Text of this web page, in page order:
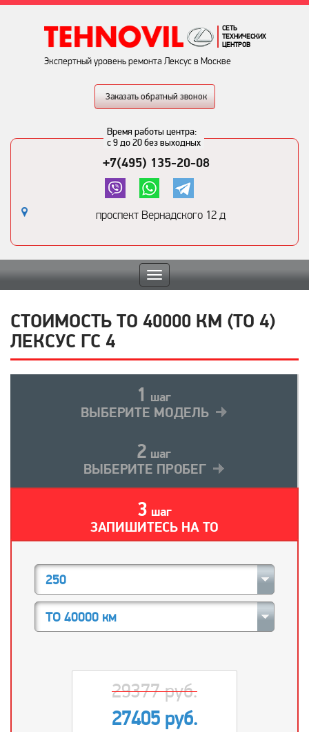
СЕТЬ
ТЕХНИЧЕСКИХ
ЦЕНТРОВ
Экспертный уровень ремонта Лексус в Москве
Заказать обратный звонок
Время работы центра:
с 9 до 20 без выходных
+7(495) 135-20-08
проспект Вернадского 12 д
Toggle
navigation
СТОИМОСТЬ ТО 40000 КМ (ТО 4)
ЛЕКСУС ГС 4
1 шаг
ВЫБЕРИТЕ МОДЕЛЬ
2 шаг
ВЫБЕРИТЕ ПРОБЕГ
3 шаг
ЗАПИШИТЕСЬ НА ТО
250
ТО 40000 км
29377 руб.
27405 руб.